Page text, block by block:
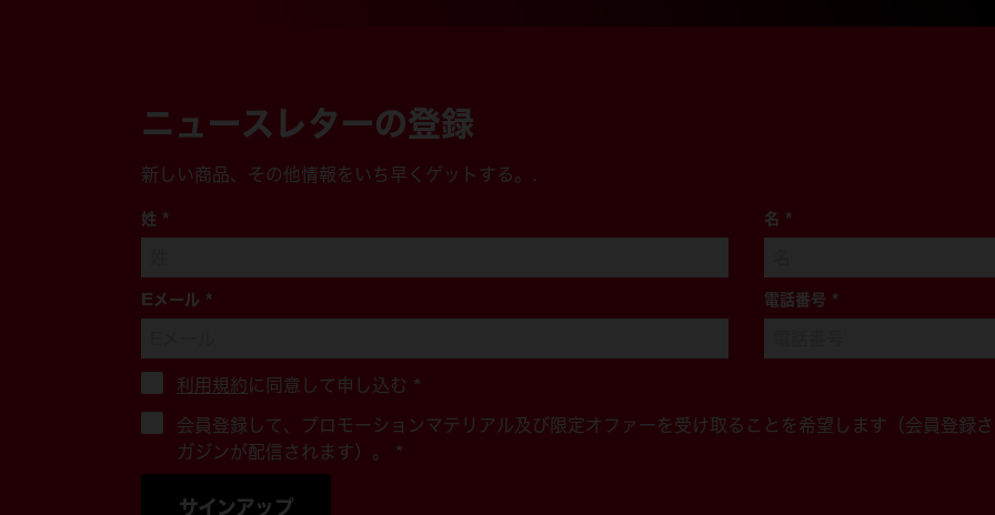
ニュースレターの登録
新しい商品、その他情報をいち早くゲットする。.
姓 * 名 *
Eメール * 電話番号 *
利用規約に同意して申し込む *
会員登録して、プロモーションマテリアル及び限定オファーを受け取ることを希望します（会員登録
ガジンが配信されます）。 *
サインアップ